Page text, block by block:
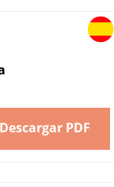
Descargar PDF